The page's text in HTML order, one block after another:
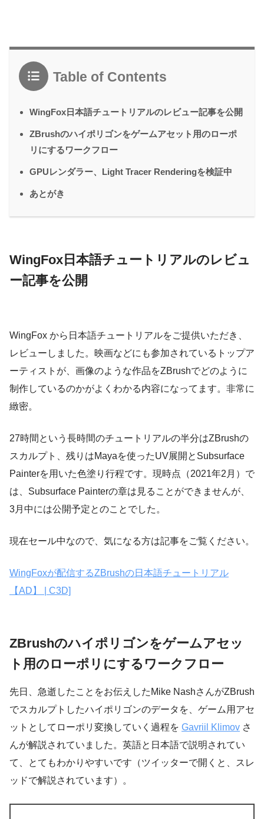
Table of Contents
WingFox日本語チュートリアルのレビュー記事を公開
ZBrushのハイポリゴンをゲームアセット用のローポ
リにするワークフロー
GPUレンダラー、Light Tracer Renderingを検証中
あとがき
WingFox日本語チュートリアルのレビュ
ー記事を公開
WingFox から日本語チュートリアルをご提供いただき、
レビューしました。映画などにも参加されているトップア
ーティストが、画像のような作品をZBrushでどのように
制作しているのかがよくわかる内容になってます。非常に
緻密。
27時間という長時間のチュートリアルの半分はZBrushの
スカルプト、残りはMayaを使ったUV展開とSubsurface
Painterを用いた色塗り行程です。現時点（2021年2月）で
は、Subsurface Painterの章は見ることができませんが、
3月中には公開予定とのことでした。
現在セール中なので、気になる方は記事をご覧ください。
WingFoxが配信するZBrushの日本語チュートリアル
【AD】 | C3D]
ZBrushのハイポリゴンをゲームアセッ
ト用のローポリにするワークフロー
先日、急逝したことをお伝えしたMike NashさんがZBrush
でスカルプトしたハイポリゴンのデータを、ゲーム用アセ
ットとしてローポリ変換していく過程を Gavriil Klimov さ
んが解説されていました。英語と日本語で説明されてい
て、とてもわかりやすいです（ツイッターで開くと、スレ
ッドで解説されています）。